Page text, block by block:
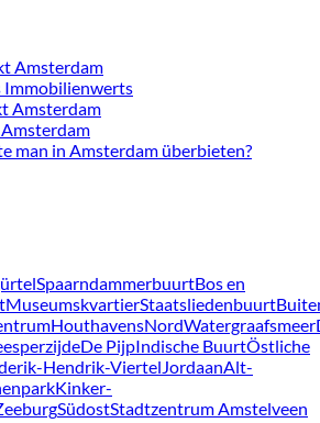
Amsterdam
Immobilienwerts
Amsterdam
man in Amsterdam überbieten?
SpaarndammerbuurtBos en
MuseumskvartierStaatsliedenbuurt
HouthavensNordWatergraafsmeer
De PijpIndische BuurtÖstliche
Hendrik-ViertelJordaanAlt-
Kinker-
SüdostStadtzentrum Amstelveen